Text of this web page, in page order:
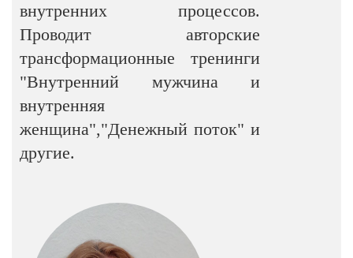
внутренних процессов.
Проводит авторские
трансформационные тренинги
"Внутренний мужчина и
внутренняя
женщина","Денежный поток" и
другие.